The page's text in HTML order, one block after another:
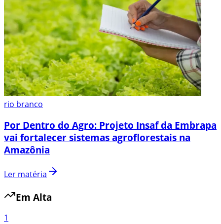
rio branco
Por Dentro do Agro: Projeto Insaf da Embrapa
vai fortalecer sistemas agroflorestais na
Amazônia
Ler matéria
Em Alta
1